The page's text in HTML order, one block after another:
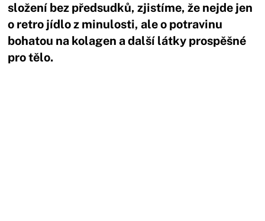
složení bez předsudků, zjistíme, že nejde jen
o retro jídlo z minulosti, ale o potravinu
bohatou na kolagen a další látky prospěšné
pro tělo.